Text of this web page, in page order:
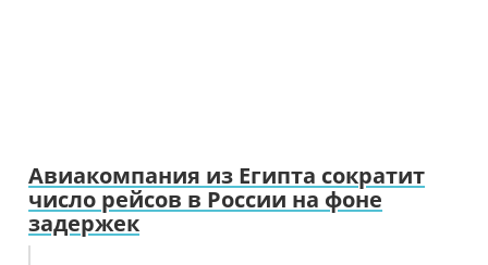
Авиакомпания из Египта сократит
число рейсов в России на фоне
задержек